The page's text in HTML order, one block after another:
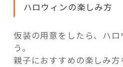
ハロウィンの楽しみ方
仮装の用意をしたら、ハ
う。
親子におすすめの楽しみ方